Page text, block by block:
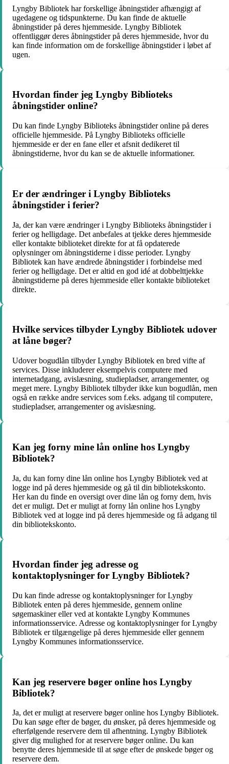
Lyngby Bibliotek har forskellige åbningstider afhængigt af
ugedagene og tidspunkterne. Du kan finde de aktuelle
åbningstider på deres hjemmeside. Lyngby Bibliotek
offentliggør deres åbningstider på deres hjemmeside, hvor du
kan finde information om de forskellige åbningstider i løbet af
ugen.
Hvordan finder jeg Lyngby Biblioteks
åbningstider online?
Du kan finde Lyngby Biblioteks åbningstider online på deres
officielle hjemmeside. På Lyngby Biblioteks officielle
hjemmeside er der en fane eller et afsnit dedikeret til
åbningstiderne, hvor du kan se de aktuelle informationer.
Er der ændringer i Lyngby Biblioteks
åbningstider i ferier?
Ja, der kan være ændringer i Lyngby Biblioteks åbningstider i
ferier og helligdage. Det anbefales at tjekke deres hjemmeside
eller kontakte biblioteket direkte for at få opdaterede
oplysninger om åbningstiderne i disse perioder. Lyngby
Bibliotek kan have ændrede åbningstider i forbindelse med
ferier og helligdage. Det er altid en god idé at dobbelttjekke
åbningstiderne på deres hjemmeside eller kontakte biblioteket
direkte.
Hvilke services tilbyder Lyngby Bibliotek udover
at låne bøger?
Udover bogudlån tilbyder Lyngby Bibliotek en bred vifte af
services. Disse inkluderer eksempelvis computere med
internetadgang, avislæsning, studiepladser, arrangementer, og
meget mere. Lyngby Bibliotek tilbyder ikke kun bogudlån, men
også en række andre services som f.eks. adgang til computere,
studiepladser, arrangementer og avislæsning.
Kan jeg forny mine lån online hos Lyngby
Bibliotek?
Ja, du kan forny dine lån online hos Lyngby Bibliotek ved at
logge ind på deres hjemmeside og gå til din bibliotekskonto.
Her kan du finde en oversigt over dine lån og forny dem, hvis
det er muligt. Det er muligt at forny lån online hos Lyngby
Bibliotek ved at logge ind på deres hjemmeside og få adgang til
din bibliotekskonto.
Hvordan finder jeg adresse og
kontaktoplysninger for Lyngby Bibliotek?
Du kan finde adresse og kontaktoplysninger for Lyngby
Bibliotek enten på deres hjemmeside, gennem online
søgemaskiner eller ved at kontakte Lyngby Kommunes
informationsservice. Adresse og kontaktoplysninger for Lyngby
Bibliotek er tilgængelige på deres hjemmeside eller gennem
Lyngby Kommunes informationsservice.
Kan jeg reservere bøger online hos Lyngby
Bibliotek?
Ja, det er muligt at reservere bøger online hos Lyngby Bibliotek.
Du kan søge efter de bøger, du ønsker, på deres hjemmeside og
efterfølgende reservere dem til afhentning. Lyngby Bibliotek
giver dig mulighed for at reservere bøger online. Du kan
benytte deres hjemmeside til at søge efter de ønskede bøger og
reservere dem.